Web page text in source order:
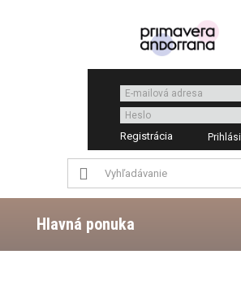
Registrácia
Hlavná ponuka